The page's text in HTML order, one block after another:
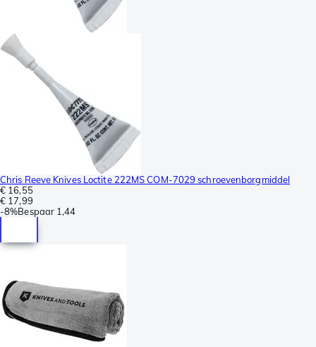
Chris Reeve Knives Loctite 222MS COM-7029 schroevenborgmiddel
€ 16,55
€ 17,99
-8%Bespaar 1,44